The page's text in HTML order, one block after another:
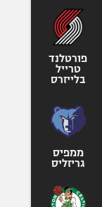
פורטלנד
טרייל
בלייזרס
ממפיס
גריזליס